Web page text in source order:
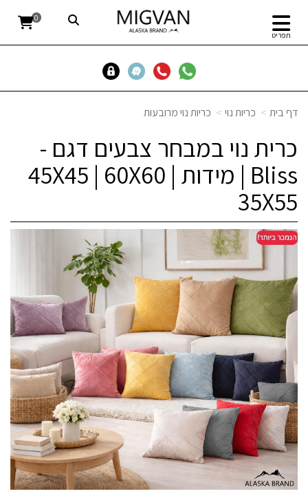
תפריט
0
דף בית כריות נוי כריות נוי מרובעות
כרית נוי במבחר צבעים דגם -
Bliss | מידות 45X45 | 60X60 |
35X55